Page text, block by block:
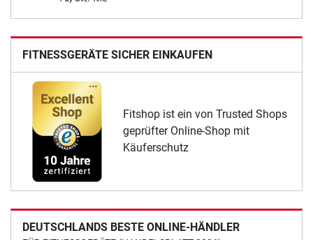
FITNESSGERÄTE SICHER EINKAUFEN
Fitshop ist ein von Trusted Shops
geprüfter Online-Shop mit
Käuferschutz
DEUTSCHLANDS BESTE ONLINE-HÄNDLER